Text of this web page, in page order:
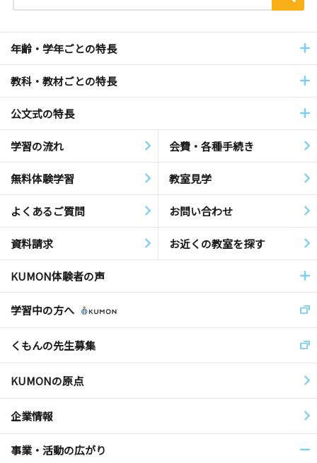
年齢・学年ごとの特長
教科・教材ごとの特長
公文式の特長
学習の流れ 会費・各種手続き
無料体験学習 教室見学
よくあるご質問 お問い合わせ
資料請求 お近くの教室を探す
KUMON体験者の声
学習中の方へ
くもんの先生募集
KUMONの原点
企業情報
事業・活動の広がり